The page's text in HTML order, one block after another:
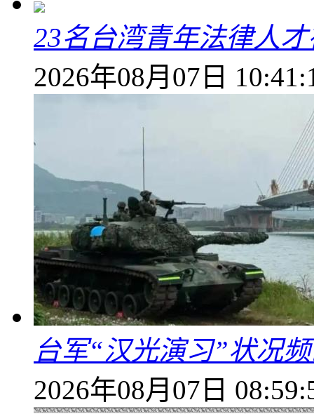
23名台湾青年法律人
2026年08月07日
台军“汉光演习”状况
2026年08月07日